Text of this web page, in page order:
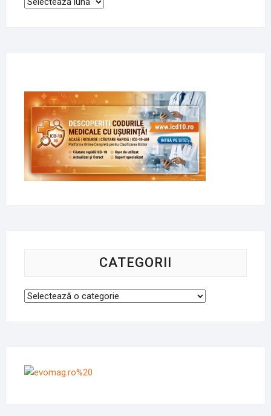
CATEGORII
Categorii